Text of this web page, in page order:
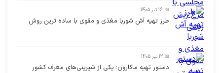
📅 16 تیر 1405
طرز تهیه آش شوربا مغذی و مقوی با ساده ترین روش
📅 12 تیر 1405
دستور تهیه ماکارون؛ یکی از شیرینی‌های معرف کشور